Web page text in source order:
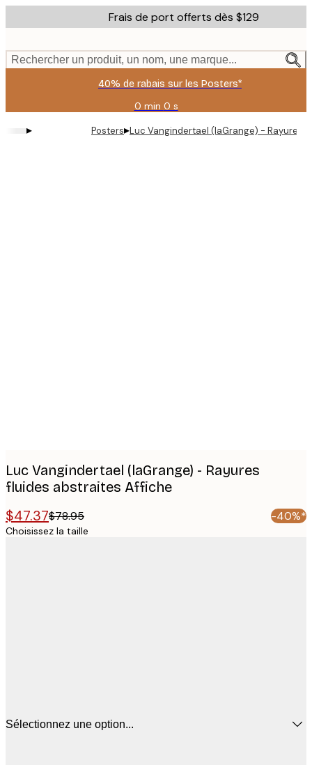
to
content.
Frais de port offerts dès $129
Rechercher un produit, un nom, une marque...
40% de rabais sur les Posters*
0 min 0 s
Valable
jusqu'au
:
▸ Posters▸Luc Vangindertael (laGrange) - Rayures
Luc Vangindertael (laGrange) - Rayures
fluides abstraites Affiche
$47.37$78.95 -40%*
Choisissez la taille
Sélectionnez une option...